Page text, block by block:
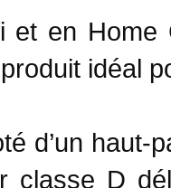
et en
idéal
d’un haut-
classe D